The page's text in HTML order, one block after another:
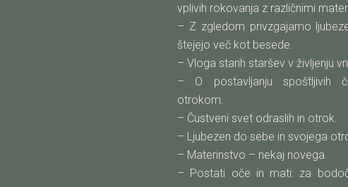
vplivih rokovanja z različnimi
– Z zgledom privzgajamo
štejejo več kot besede.
– Vloga starih staršev v življenju
– O postavljanju spoštljivih
otrokom.
– Čustveni svet odraslih in otrok.
– Ljubezen do sebe in svojega
– Materinstvo – nekaj novega.
– Postati oče in mati: za